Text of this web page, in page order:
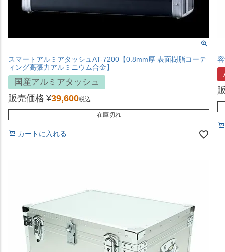
スマートアルミアタッシュAT-7200【0.8mm厚 表面樹脂コーテ
ィング高張力アルミニウム合金】
国産アルミアタッシュ
販売価格 ¥39,600税込
在庫切れ
カートに入れる